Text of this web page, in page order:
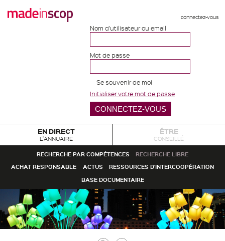
connectez-vous
Nom d'utilisateur ou email
Mot de passe
Se souvenir de moi
Initialiser votre mot de passe
EN DIRECT
L'ANNUAIRE
ÊTRE
CONSEILLÉ
RECHERCHE PAR COMPÉTENCES
RECHERCHE LIBRE
ACHAT RESPONSABLE
ACTUS
RESSOURCES D'INTERCOOPÉRATION
BASE DOCUMENTAIRE